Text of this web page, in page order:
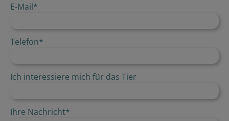
E-Mail*
Telefon*
Ich interessiere mich für das Tier
Ihre Nachricht*